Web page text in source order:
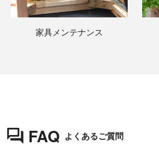
家具メンテナンス
FAQ よくあるご質問